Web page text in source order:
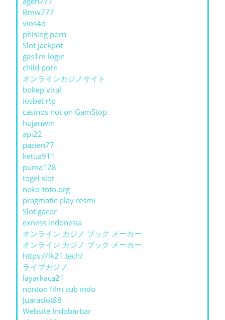
Bmw777
vios4d
phising porn
Slot Jackpot
gas1m login
child porn
オンラインカジノサイト
bokep viral
iosbet rtp
casinos not on GamStop
hujanwin
api22
pasien77
ketua911
puma128
togel slot
neko-toto.org
pragmatic play resmi
Slot gacor
exness indonesia
オンライン カジノ ブック メーカー
オンライン カジノ ブック メーカー
https://lk21.tech/
ライブカジノ
layarkaca21
nonton film sub indo
Juaraslot88
Website Indobarbar